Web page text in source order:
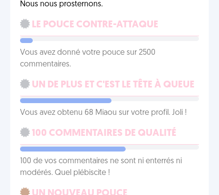
Nous nous prosternons.
LE POUCE CONTRE-ATTAQUE
Vous avez donné votre pouce sur 2500
commentaires.
UN DE PLUS ET C'EST LE TÊTE À QUEUE
Vous avez obtenu 68 Miaou sur votre profil. Joli !
100 COMMENTAIRES DE QUALITÉ
100 de vos commentaires ne sont ni enterrés ni
modérés. Quel plébiscite !